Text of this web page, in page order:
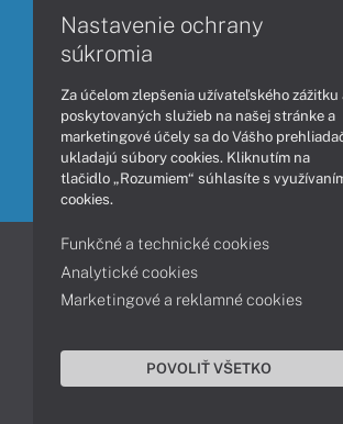
Informácie
Obchodné podmienky
Ochrana osobných údajov
Nastavenie ochrany
súkromia
Za účelom zlepšenia užívateľského zážitku
poskytovaných služieb na našej stránke a
marketingové účely sa do Vášho
ukladajú súbory cookies. Kliknutím na
tlačidlo „Rozumiem“ súhlasíte s
cookies.
Funkčné a technické cookies
Analytické cookies
Marketingové a reklamné cookies
POVOLIŤ VŠETKO